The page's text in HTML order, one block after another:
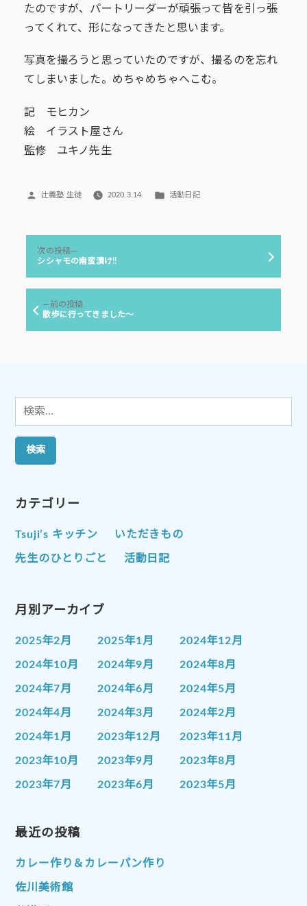
たのですが、パートリーダーが頑張って皆を引っ張
ってくれて、形になってきたと思います。
写真を撮ろうと思っていたのですが、撮るのを忘れ
てしまいました。めちゃめちゃへこむ。
記 モヒカン
絵 イラスト屋さん
監修 ユキノ先生
投
辻義塾 生徒 2020.3.14.
カ
リ
活動日記
ナ
ー
前の投稿前
の
散歩に行ってきました～
次の投稿
の
シシャモの南蛮漬け!!
検
索:
カテゴリー
Tsuji’s キッチン いただきもの
先生のひとりごと 活動日記
月別アーカイブ
2025年2月 2025年1月 2024年12月
2024年10月 2024年9月 2024年8月
2024年7月 2024年6月 2024年5月
2024年4月 2024年3月 2024年2月
2024年1月 2023年12月 2023年11月
2023年10月 2023年9月 2023年8月
2023年7月 2023年6月 2023年5月
2023年1月
2022年10月 2022年9月
2022年7月
最近の投稿
カレー作り＆カレーパン作り
佐川美術館